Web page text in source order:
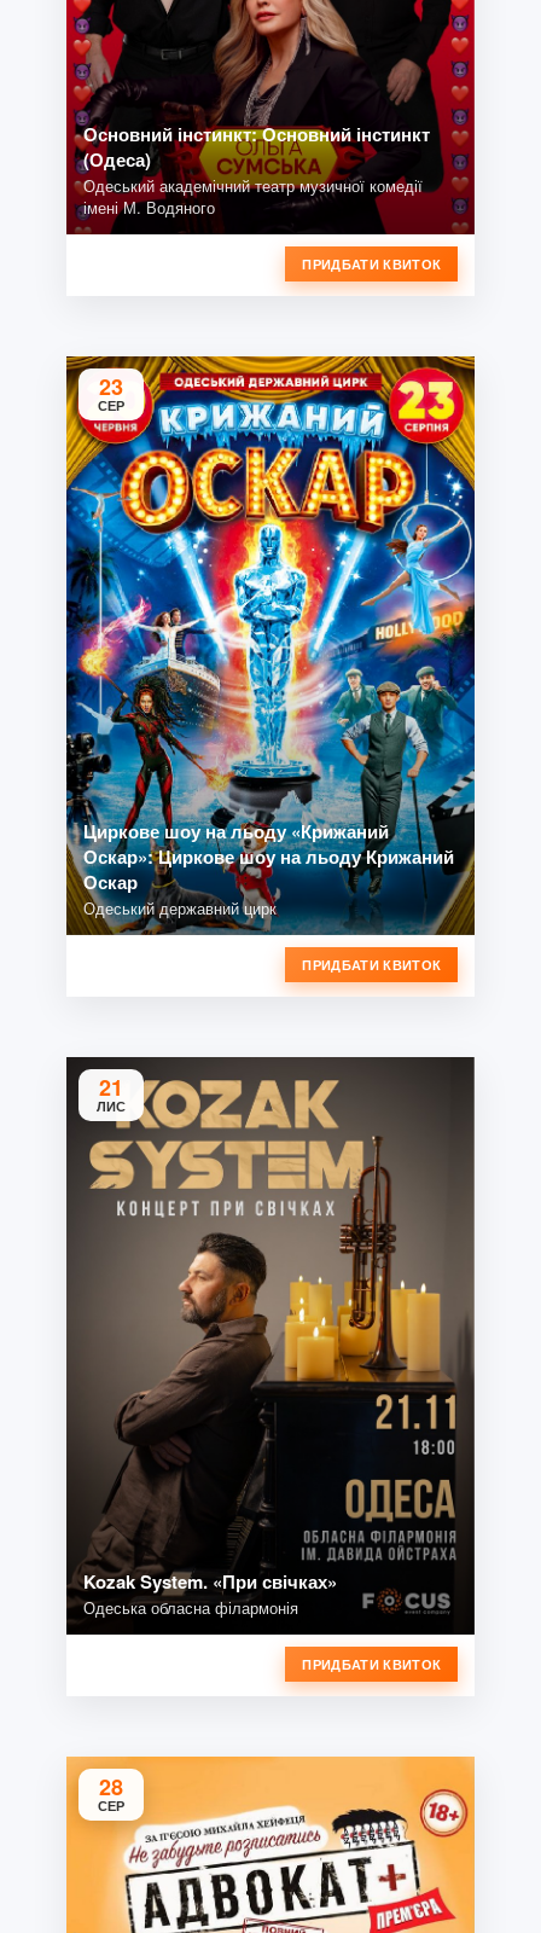
Основний інстинкт: Основний інстинкт
(Одеса)
Одеський академічний театр музичної комедії
імені М. Водяного
ПРИДБАТИ КВИТОК
23
СЕР
Циркове шоу на льоду «Крижаний
Оскар»: Циркове шоу на льоду Крижаний
Оскар
Одеський державний цирк
ПРИДБАТИ КВИТОК
21
ЛИС
Kozak System. «При свічках»
Одеська обласна філармонія
ПРИДБАТИ КВИТОК
28
СЕР